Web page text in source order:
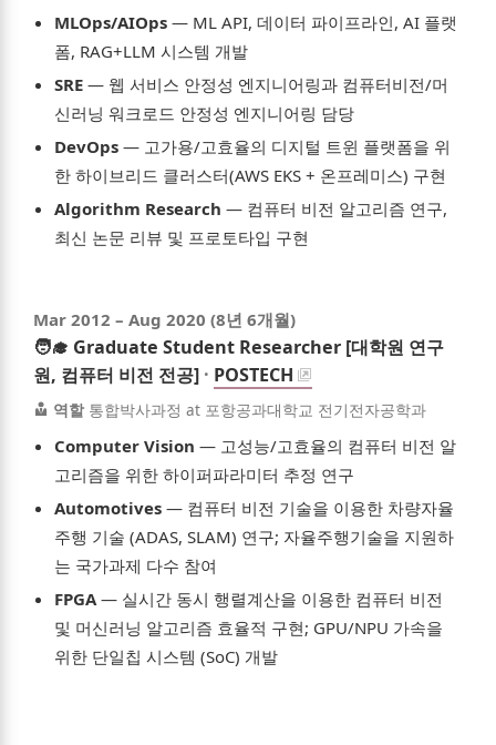
MLOps/AIOps— ML API, 데이터 파이프라인, AI 플랫
폼, RAG+LLM 시스템 개발
SRE— 웹 서비스 안정성 엔지니어링과 컴퓨터비전/머
신러닝 워크로드 안정성 엔지니어링 담당
DevOps— 고가용/고효율의 디지털 트윈 플랫폼을 위
한 하이브리드 클러스터(AWS EKS + 온프레미스) 구현
Algorithm Research — 컴퓨터 비전 알고리즘 연구,
최신 논문 리뷰 및 프로토타입 구현
Mar 2012 – Aug 2020 (8년 6개월)
🧑‍🎓 Graduate Student Researcher [대학원 연구
원, 컴퓨터 비전 전공] · POSTECH
역할 통합박사과정 at 포항공과대학교 전기전자공학과
Computer Vision — 고성능/고효율의 컴퓨터 비전 알
고리즘을 위한 하이퍼파라미터 추정 연구
Automotives— 컴퓨터 비전 기술을 이용한 차량자율
주행 기술 (ADAS, SLAM) 연구; 자율주행기술을 지원하
는 국가과제 다수 참여
FPGA— 실시간 동시 행렬계산을 이용한 컴퓨터 비전
및 머신러닝 알고리즘 효율적 구현; GPU/NPU 가속을
위한 단일칩 시스템 (SoC) 개발